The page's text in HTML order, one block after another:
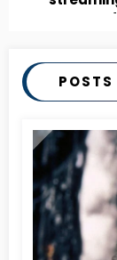
comprar!